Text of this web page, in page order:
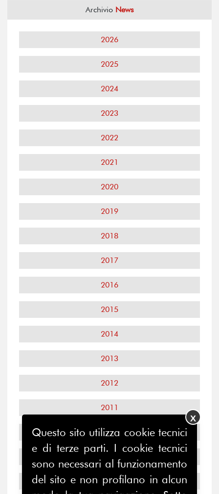
Archivio News
2026
2025
2024
2023
2022
2021
2020
2019
2018
2017
2016
2015
2014
2013
2012
2011
2010
2008
Questo sito utilizza cookie tecnici
e di terze parti. I cookie tecnici
sono necessari al funzionamento
del sito e non profilano in alcun
X